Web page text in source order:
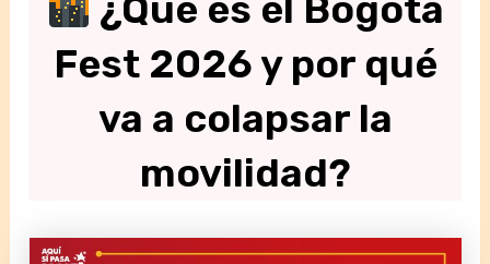
Fest 2026 y por qué
va a colapsar la
movilidad?